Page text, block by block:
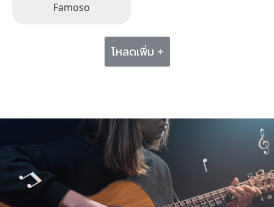
Famoso
โหลดเพิ่ม +